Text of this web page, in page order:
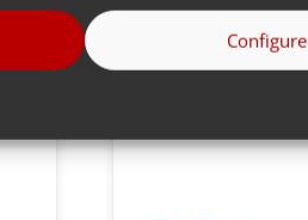
Configure